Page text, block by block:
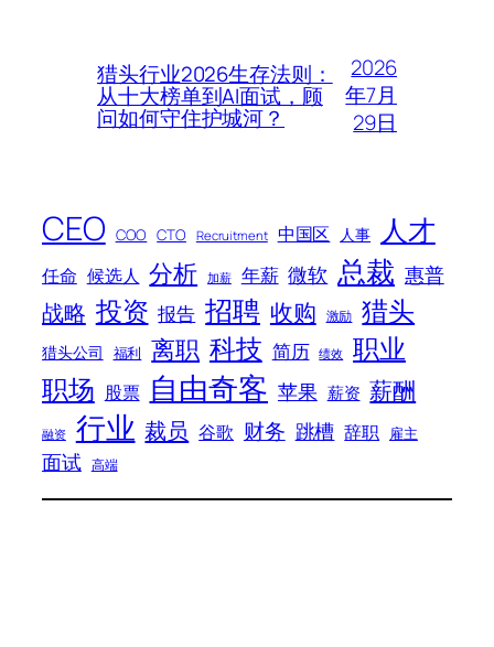
猎头行业2026生存法则：
从十大榜单到AI面试，顾
问如何守住护城河？
2026
年7月
29日
CEO COO CTO Recruitment 中国区 人事 人才
任命 候选人 分析 加薪 年薪 微软 总裁 惠普
战略 投资 报告 招聘 收购 激励 猎头
猎头公司 福利 离职 科技 简历 绩效 职业
职场 股票 自由奇客 苹果 薪资 薪酬
融资 行业 裁员 谷歌 财务 跳槽 辞职 雇主
面试 高端